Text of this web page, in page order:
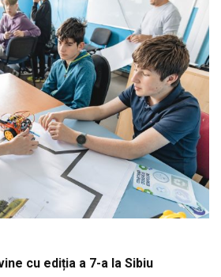
cu ediția a 7-a la Sibiu